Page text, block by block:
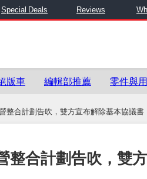
Special Deals Reviews
版車 編輯部推薦 零件與
整合計劃告吹，雙方宣布解除基本協議書
整合計劃告吹，雙